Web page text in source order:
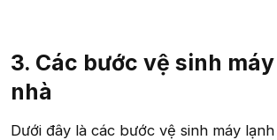
3. Các bước vệ sinh
nhà​
Dưới đây là các bước vệ sinh máy